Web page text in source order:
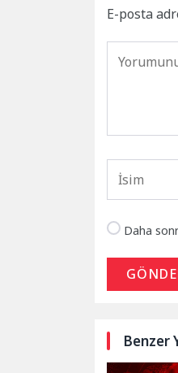
E-posta
Daha
Benzer